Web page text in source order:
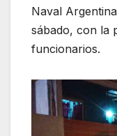
Naval
sábado, con la
funcionarios.